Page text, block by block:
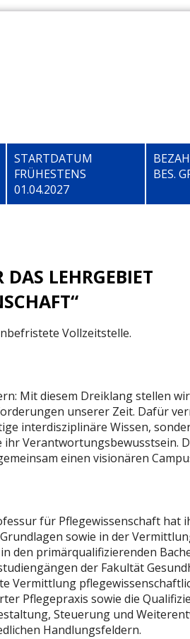
STARTDATUM
FRÜHESTENS
01.04.2027
BES.
DAS LEHRGEBIET
Vollzeitstelle.
Mit diesem Dreiklang stellen
unserer Zeit. Dafür
interdisziplinäre Wissen,
Verantwortungsbewusstsein.
einen visionären
für Pflegewissenschaft hat
sowie in der
den primärqualifizierenden
der Fakultät
Vermittlung
Pflegepraxis sowie die
Steuerung und
Handlungsfeldern.